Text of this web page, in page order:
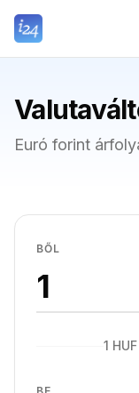
Euró forint
BŐL
1